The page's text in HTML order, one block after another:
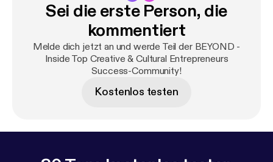
Sei die erste Person, die
kommentiert
Melde dich jetzt an und werde Teil der BEYOND -
Inside Top Creative & Cultural Entrepreneurs
Success-Community!
Kostenlos testen